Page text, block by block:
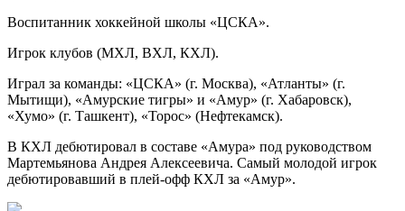
Воспитанник хоккейной школы «ЦСКА».
Игрок клубов (МХЛ, ВХЛ, КХЛ).
Играл за команды: «ЦСКА» (г. Москва), «Атланты» (г.
Мытищи), «Амурские тигры» и «Амур» (г. Хабаровск),
«Хумо» (г. Ташкент), «Торос» (Нефтекамск).
В КХЛ дебютировал в составе «Амура» под руководством
Мартемьянова Андрея Алексеевича. Самый молодой игрок
дебютировавший в плей-офф КХЛ за «Амур».